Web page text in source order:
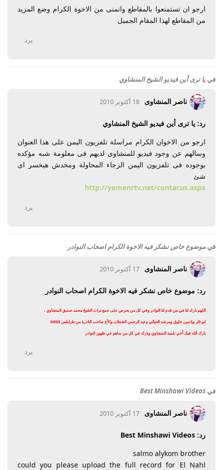
ارجو ان تستمتعوا بالمقاطع واتمنى من الاخوة الكرام وضع المزيد
من المقاطع لهذا المقام الجميل
يرد
في يا ترى أين فيديو الشيخ المنشاوي
ناصر المنشاوى 18 أكتوبر 2010
رد: يا ترى أين فيديو الشيخ المنشاوي
ارجو من الاخوان الكرام مراسلة تلفزيون اليمن على هذا العنوان
وسالهم عن وجود فيديو للمنشاوى لديهم فى معلومة شبه مؤكده
بوجوده فى تلفزيون اليمن الرجاء المحاولة ومحدش هيخسر اى
شئ
http://yemenrtv.net/contacus.aspx
يرد
في موضوع خاص نشكر فيه الاخوة الكرام اصحاب النوادر
ناصر المنشاوى 17 أكتوبر 2010
رد: موضوع خاص نشكر فيه الاخوة الكرام اصحاب النوادر
اللهم بارك لنا في من قدم لنا النوادر وفي كل من يحرص على جمع تراث الشيخ محمد صديق المنشاوي ،
ابو ثائر وياسين خلوق ومرشد الحيالي وعبد الرحمن الشعلان والأخ صاحب النادرة من طرابلس oasis
بارك الله فيك أخي تلميذ المنشاوي وبارك في كل من ساهم في ظهور النوادر
يرد
في Best Minshawi Videos
ناصر المنشاوى 17 أكتوبر 2010
رد: Best Minshawi Videos
salmo alykom brother
could you please upload the full record for El Nahl